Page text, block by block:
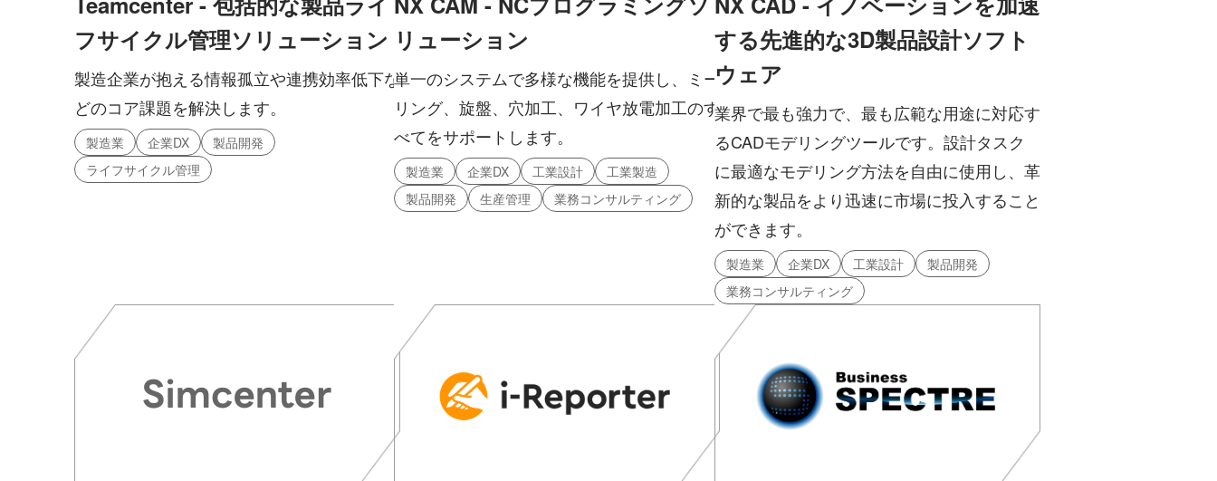
フサイクル管理ソリューション
製造企業が抱える情報孤立や連携効率低下な
どのコア課題を解決します。
製造業 企業DX
製品開発
ライフサイクル管理
リューション
単一のシステムで多様な機能を提供し、ミー
リング、旋盤、穴加工、ワイヤ放電加工のす
べてをサポートします。
製造業 企業DX 工業設計
工業製造
製品開発
生産管理 業務コンサルティング
する先進的な3D製品設計ソフト
ウェア
業界で最も強力で、最も広範な用途に対応す
るCADモデリングツールです。設計タスク
に最適なモデリング方法を自由に使用し、革
新的な製品をより迅速に市場に投入すること
ができます。
製造業 企業DX 工業設計
製品開発
業務コンサルティング